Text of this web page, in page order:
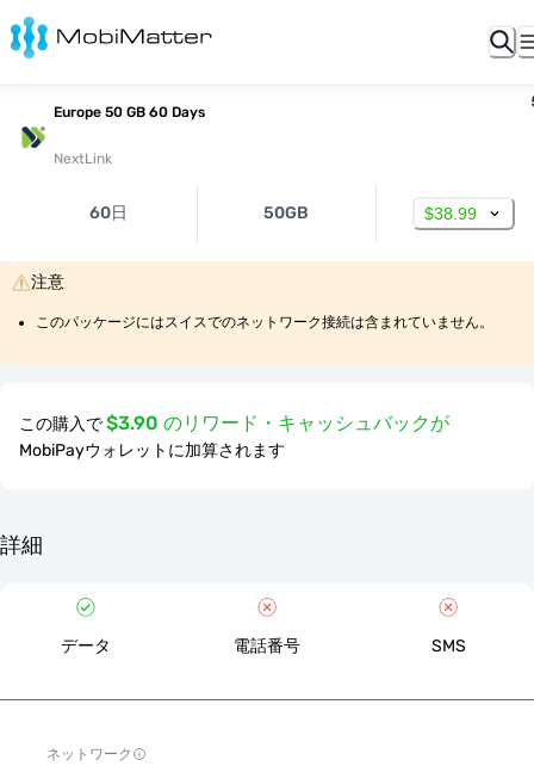
Europe 50 GB 60 Days
NextLink
60日 50GB $38.99
注意
このパッケージにはスイスでのネットワーク接続は含まれていません。
この購入で$3.90 のリワード・キャッシュバックが
MobiPayウォレットに加算されます
詳細
データ 電話番号 SMS
ネットワーク